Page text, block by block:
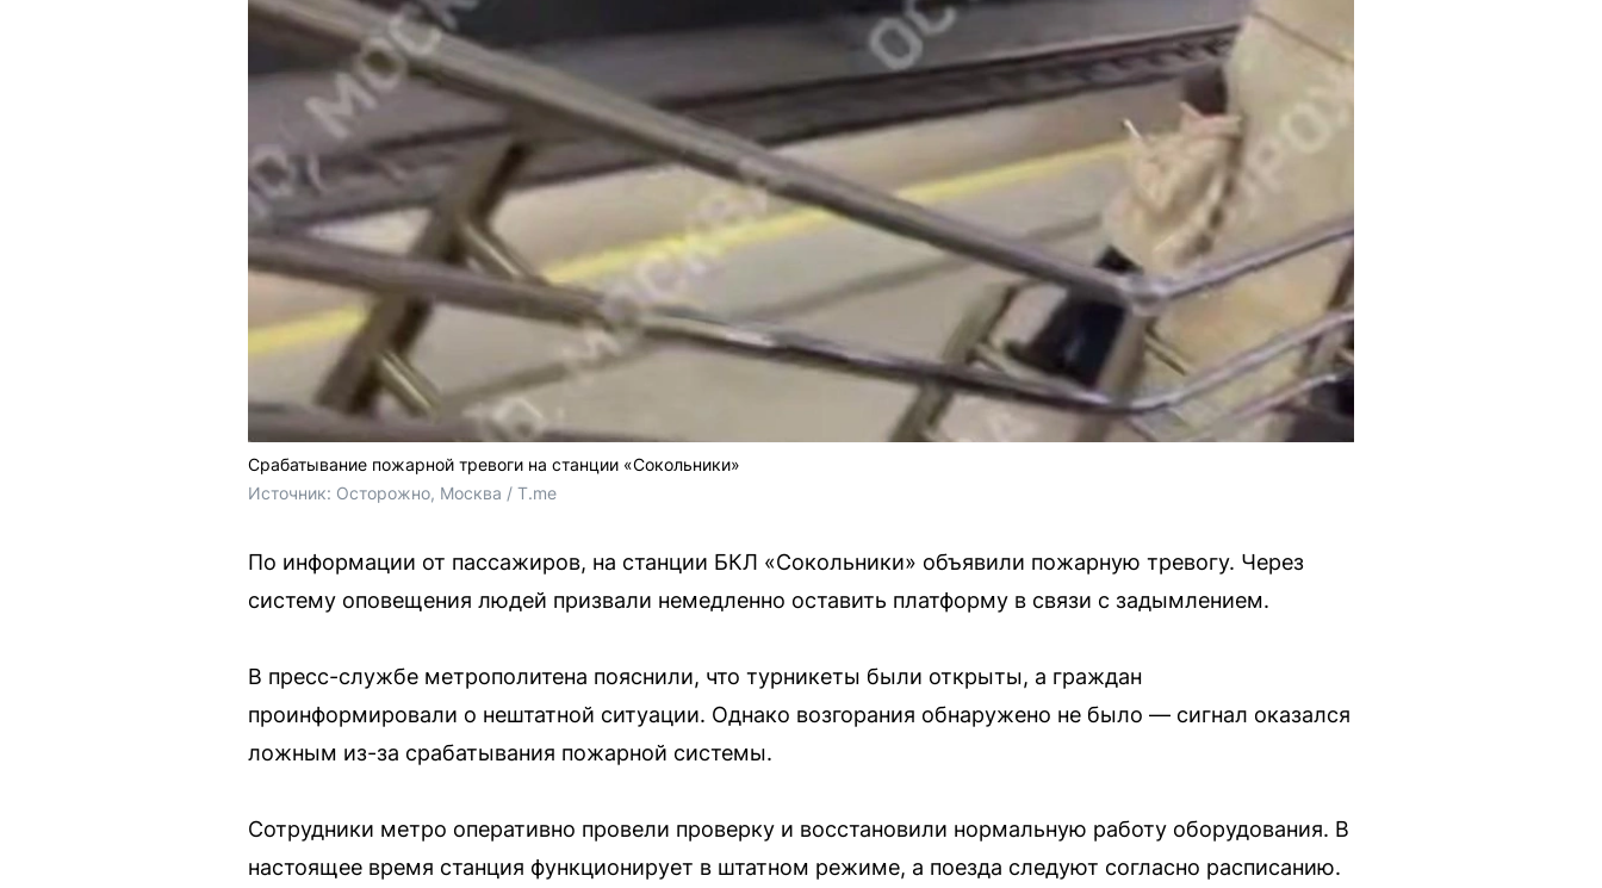
Срабатывание пожарной тревоги на станции «Сокольники»
Источник: Осторожно, Москва / T.me
По информации от пассажиров, на станции БКЛ «Сокольники» объявили пожарную тревогу. Через
систему оповещения людей призвали немедленно оставить платформу в связи с задымлением.
В пресс-службе метрополитена пояснили, что турникеты были открыты, а граждан
проинформировали о нештатной ситуации. Однако возгорания обнаружено не было — сигнал оказался
ложным из-за срабатывания пожарной системы.
Сотрудники метро оперативно провели проверку и восстановили нормальную работу оборудования. В
настоящее время станция функционирует в штатном режиме, а поезда следуют согласно расписанию.